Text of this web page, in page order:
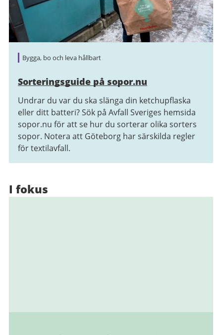
Bygga, bo och leva hållbart
Sorteringsguide på sopor.nu
Undrar du var du ska slänga din ketchupflaska
eller ditt batteri? Sök på Avfall Sveriges hemsida
sopor.nu för att se hur du sorterar olika sorters
sopor. Notera att Göteborg har särskilda regler
för textilavfall.
I fokus